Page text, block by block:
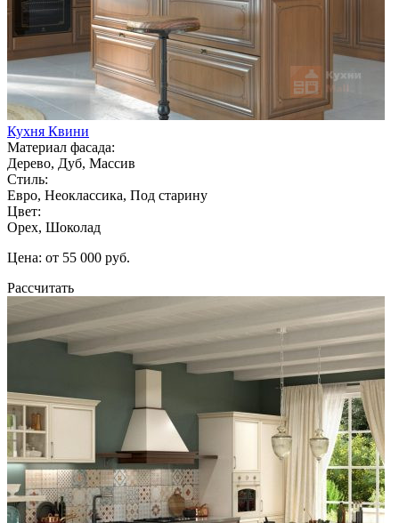
Кухня Квини
Материал фасада:
Дерево, Дуб, Массив
Стиль:
Евро, Неоклассика, Под старину
Цвет:
Орех, Шоколад
Цена: от 55 000 руб.
Рассчитать